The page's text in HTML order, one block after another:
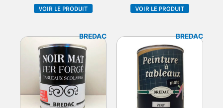
VOIR LE PRODUIT VOIR LE PRODUIT
BREDAC BREDAC